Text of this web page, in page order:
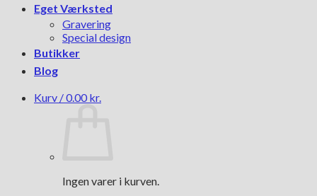
Eget Værksted
Gravering
Special design
Butikker
Blog
Kurv /0.00 kr.
Ingen varer i kurven.